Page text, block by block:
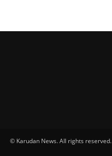
© Karudan News. All rights reserved.